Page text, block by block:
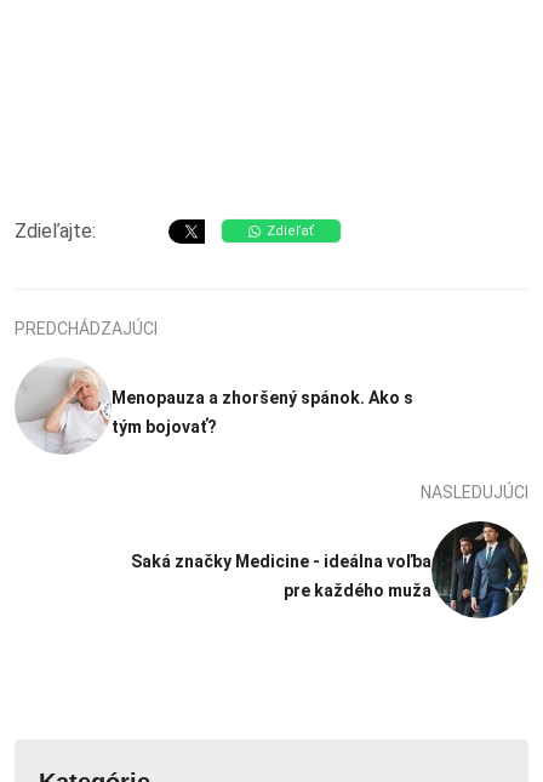
Zdieľajte: Zdieľať
PREDCHÁDZAJÚCI
Menopauza a zhoršený spánok. Ako s
tým bojovať?
NASLEDUJÚCI
Saká značky Medicine - ideálna voľba
pre každého muža